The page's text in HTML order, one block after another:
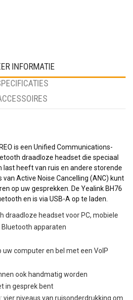
INFORMATIE
is een Unified Communications-
draadloze headset die speciaal
last heeft van ruis en andere storende
van Active Noise Cancelling (ANC) kunt
op uw gesprekken. De Yealink BH76
en is via USB-A op te laden.
draadloze headset voor PC, mobiele
apparaten
uw computer en bel met een VoIP
ook handmatig worden
in gesprek bent
vier niveaus van ruisonderdrukking om